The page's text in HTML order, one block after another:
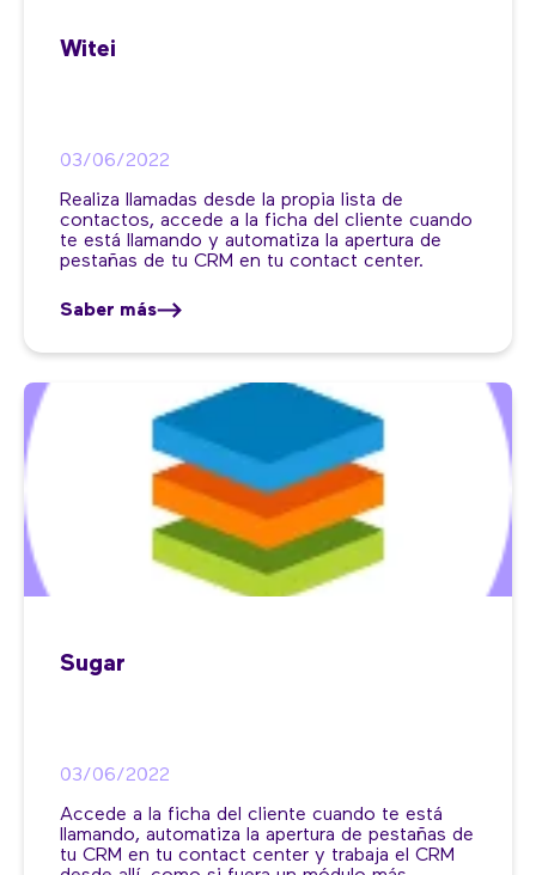
Witei
03/06/2022
Realiza llamadas desde la propia lista de
contactos, accede a la ficha del cliente cuando
te está llamando y automatiza la apertura de
pestañas de tu CRM en tu contact center.
Saber más
Sugar
03/06/2022
Accede a la ficha del cliente cuando te está
llamando, automatiza la apertura de pestañas de
tu CRM en tu contact center y trabaja el CRM